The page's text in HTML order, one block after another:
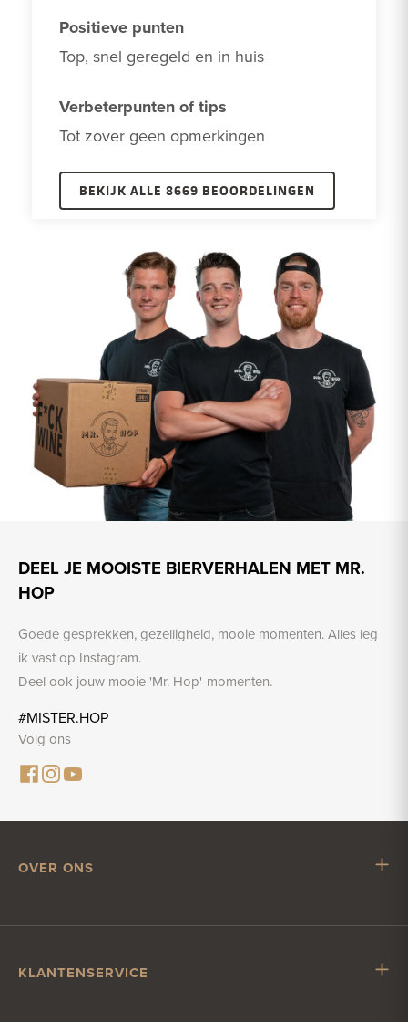
Positieve punten
Top, snel geregeld en in huis
Verbeterpunten of tips
Tot zover geen opmerkingen
BEKIJK ALLE 8669 BEOORDELINGEN
DEEL JE MOOISTE BIERVERHALEN MET MR.
HOP
Goede gesprekken, gezelligheid, mooie momenten. Alles leg
ik vast op Instagram.
Deel ook jouw mooie 'Mr. Hop'-momenten.
#MISTER.HOP
Volg ons
OVER ONS
Vacatures
KLANTENSERVICE